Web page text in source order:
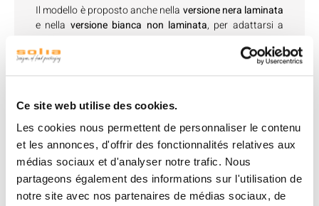
Ce site web utilise des cookies.
Les cookies nous permettent de personnaliser le contenu
et les annonces, d'offrir des fonctionnalités relatives aux
médias sociaux et d'analyser notre trafic. Nous
partageons également des informations sur l'utilisation de
notre site avec nos partenaires de médias sociaux, de
Il modello è proposto anche nella versione nera laminata
e nella versione bianca non laminata, per adattarsi a
Vedi accessori